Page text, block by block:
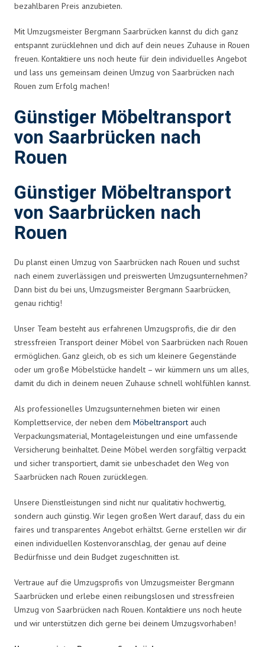
bezahlbaren Preis anzubieten.
Mit Umzugsmeister Bergmann Saarbrücken kannst du dich ganz
entspannt zurücklehnen und dich auf dein neues Zuhause in Rouen
freuen. Kontaktiere uns noch heute für dein individuelles Angebot
und lass uns gemeinsam deinen Umzug von Saarbrücken nach
Rouen zum Erfolg machen!
Günstiger Möbeltransport
von Saarbrücken nach
Rouen
Günstiger Möbeltransport
von Saarbrücken nach
Rouen
Du planst einen Umzug von Saarbrücken nach Rouen und suchst
nach einem zuverlässigen und preiswerten Umzugsunternehmen?
Dann bist du bei uns, Umzugsmeister Bergmann Saarbrücken,
genau richtig!
Unser Team besteht aus erfahrenen Umzugsprofis, die dir den
stressfreien Transport deiner Möbel von Saarbrücken nach Rouen
ermöglichen. Ganz gleich, ob es sich um kleinere Gegenstände
oder um große Möbelstücke handelt – wir kümmern uns um alles,
damit du dich in deinem neuen Zuhause schnell wohlfühlen kannst.
Als professionelles Umzugsunternehmen bieten wir einen
Komplettservice, der neben dem Möbeltransport auch
Verpackungsmaterial, Montageleistungen und eine umfassende
Versicherung beinhaltet. Deine Möbel werden sorgfältig verpackt
und sicher transportiert, damit sie unbeschadet den Weg von
Saarbrücken nach Rouen zurücklegen.
Unsere Dienstleistungen sind nicht nur qualitativ hochwertig,
sondern auch günstig. Wir legen großen Wert darauf, dass du ein
faires und transparentes Angebot erhältst. Gerne erstellen wir dir
einen individuellen Kostenvoranschlag, der genau auf deine
Bedürfnisse und dein Budget zugeschnitten ist.
Vertraue auf die Umzugsprofis von Umzugsmeister Bergmann
Saarbrücken und erlebe einen reibungslosen und stressfreien
Umzug von Saarbrücken nach Rouen. Kontaktiere uns noch heute
und wir unterstützen dich gerne bei deinem Umzugsvorhaben!